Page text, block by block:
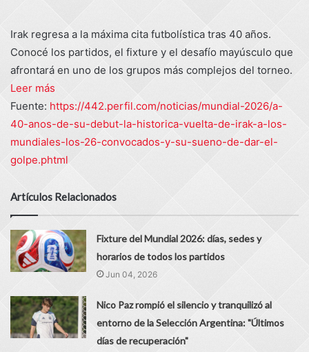
Irak regresa a la máxima cita futbolística tras 40 años.
Conocé los partidos, el fixture y el desafío mayúsculo que
afrontará en uno de los grupos más complejos del torneo.
Leer más
Fuente: https://442.perfil.com/noticias/mundial-2026/a-
40-anos-de-su-debut-la-historica-vuelta-de-irak-a-los-
mundiales-los-26-convocados-y-su-sueno-de-dar-el-
golpe.phtml
Artículos Relacionados
Fixture del Mundial 2026: días, sedes y
horarios de todos los partidos
Jun 04, 2026
Nico Paz rompió el silencio y tranquilizó al
entorno de la Selección Argentina: "Últimos
días de recuperación"